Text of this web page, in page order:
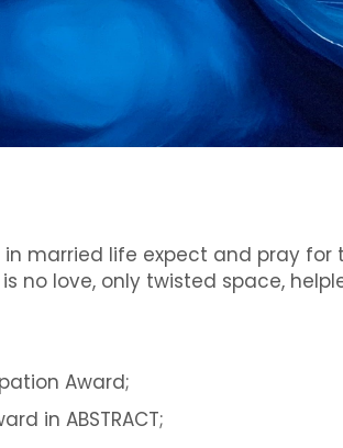
married life expect and pray for
no love, only twisted space,
Award;
in ABSTRACT;